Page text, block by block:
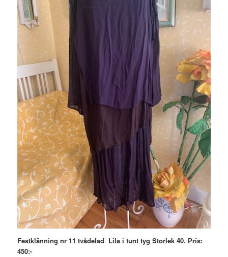
Festklänning nr 11 tvådelad. Lila i tunt tyg Storlek 40. Pris:
450:-